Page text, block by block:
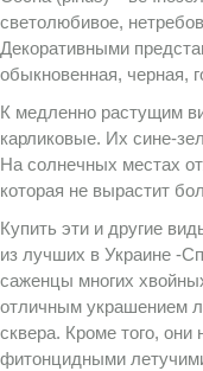
светолюбивое,
Декоративными
обыкновенная, черная,
К медленно растущим
карликовые. Их сине-
На солнечных местах
которая не вырастит
Купить эти и другие
из лучших в Украине -
саженцы многих
отличным украшением
сквера. Кроме того,
фитонцидными